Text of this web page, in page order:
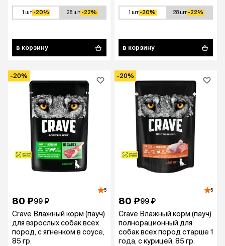
1 шт -20% 28 шт -22%
в корзину
1 шт -20% 28 шт -22%
в корзину
-20%
5
80 ₽99 ₽
Crave Влажный корм (пауч)
для взрослых собак всех
пород, с ягненком в соусе,
85 гр.
-20%
5
80 ₽99 ₽
Crave Влажный корм (пауч)
полнорационный для
собак всех пород старше 1
года, с курицей, 85 гр.